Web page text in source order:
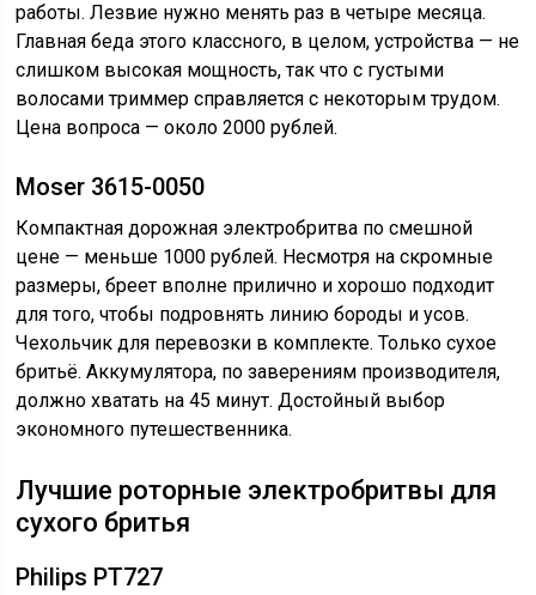
работы. Лезвие нужно менять раз в четыре месяца.
Главная беда этого классного, в целом, устройства — не
слишком высокая мощность, так что с густыми
волосами триммер справляется с некоторым трудом.
Цена вопроса — около 2000 рублей.
Moser 3615-0050
Компактная дорожная электробритва по смешной
цене — меньше 1000 рублей. Несмотря на скромные
размеры, бреет вполне прилично и хорошо подходит
для того, чтобы подровнять линию бороды и усов.
Чехольчик для перевозки в комплекте. Только сухое
бритьё. Аккумулятора, по заверениям производителя,
должно хватать на 45 минут. Достойный выбор
экономного путешественника.
Лучшие роторные электробритвы для
сухого бритья
Philips PT727